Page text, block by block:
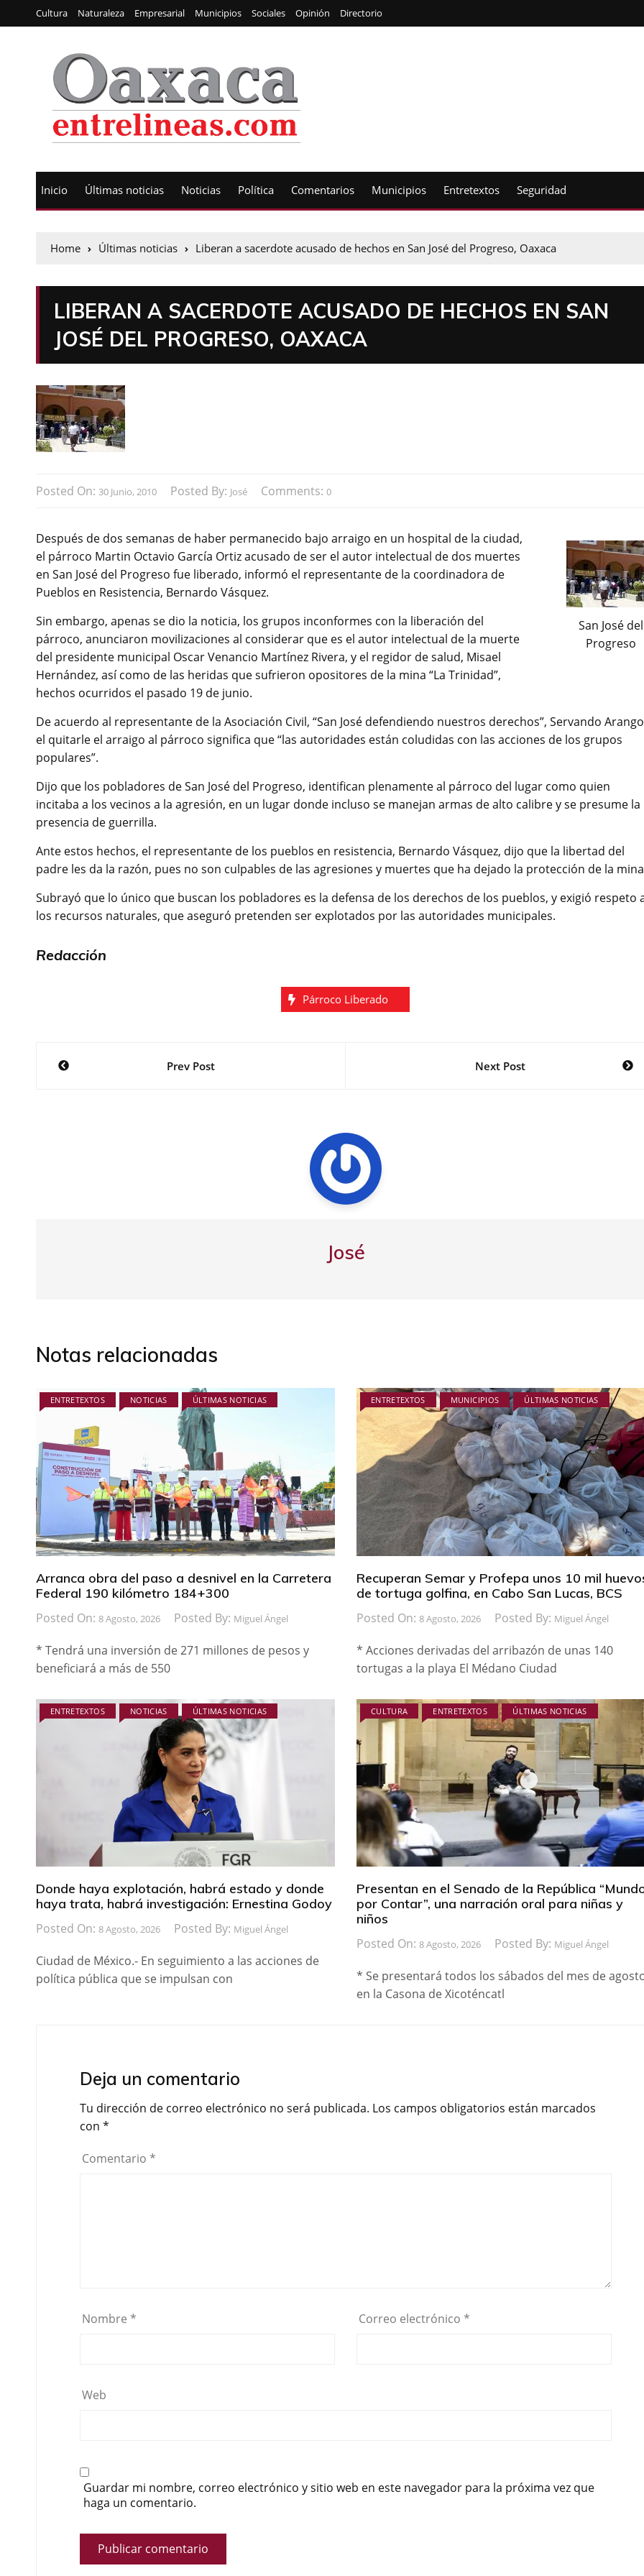
Cultura Naturaleza Empresarial Municipios Sociales Opinión Directorio
Inicio Últimas noticias Noticias Política Comentarios Municipios Entretextos Seguridad
Home Últimas noticias Liberan a sacerdote acusado de hechos en San José del Progreso, Oaxaca
LIBERAN A SACERDOTE ACUSADO DE HECHOS EN SAN
JOSÉ DEL PROGRESO, OAXACA
Posted On: 30 Junio, 2010 Posted By: José Comments: 0
San José del
Progreso
Después de dos semanas de haber permanecido bajo arraigo en un hospital de la ciudad,
el párroco Martin Octavio García Ortiz acusado de ser el autor intelectual de dos muertes
en San José del Progreso fue liberado, informó el representante de la coordinadora de
Pueblos en Resistencia, Bernardo Vásquez.
Sin embargo, apenas se dio la noticia, los grupos inconformes con la liberación del
párroco, anunciaron movilizaciones al considerar que es el autor intelectual de la muerte
del presidente municipal Oscar Venancio Martínez Rivera, y el regidor de salud, Misael
Hernández, así como de las heridas que sufrieron opositores de la mina “La Trinidad”,
hechos ocurridos el pasado 19 de junio.
De acuerdo al representante de la Asociación Civil, “San José defendiendo nuestros derechos”, Servando
el quitarle el arraigo al párroco significa que “las autoridades están coludidas con las acciones de los grupos
populares”.
Dijo que los pobladores de San José del Progreso, identifican plenamente al párroco del lugar como quien
incitaba a los vecinos a la agresión, en un lugar donde incluso se manejan armas de alto calibre y se presume la
presencia de guerrilla.
Ante estos hechos, el representante de los pueblos en resistencia, Bernardo Vásquez, dijo que la libertad del
padre les da la razón, pues no son culpables de las agresiones y muertes que ha dejado la protección de la
Subrayó que lo único que buscan los pobladores es la defensa de los derechos de los pueblos, y exigió respeto
los recursos naturales, que aseguró pretenden ser explotados por las autoridades municipales.
Redacción
Párroco Liberado
NavegaciónPrev Post Next Post
José
Notas relacionadas
ENTRETEXTOS NOTICIAS ÚLTIMAS NOTICIAS
Arranca obra del paso a desnivel en la Carretera
Federal 190 kilómetro 184+300
Posted On: 8 Agosto, 2026 Posted By: Miguel Ángel
* Tendrá una inversión de 271 millones de pesos y
beneficiará a más de 550
ENTRETEXTOS MUNICIPIOS ÚLTIMAS NOTICIAS
Recuperan Semar y Profepa unos 10 mil
de tortuga golfina, en Cabo San Lucas, BCS
Posted On: 8 Agosto, 2026 Posted By: Miguel Ángel
* Acciones derivadas del arribazón de unas 140
tortugas a la playa El Médano Ciudad
ENTRETEXTOS NOTICIAS ÚLTIMAS NOTICIAS
Donde haya explotación, habrá estado y donde
haya trata, habrá investigación: Ernestina Godoy
Posted On: 8 Agosto, 2026 Posted By: Miguel Ángel
Ciudad de México.- En seguimiento a las acciones de
política pública que se impulsan con
CULTURA ENTRETEXTOS ÚLTIMAS NOTICIAS
Presentan en el Senado de la República
por Contar”, una narración oral para niñas y
niños
Posted On: 8 Agosto, 2026 Posted By: Miguel Ángel
* Se presentará todos los sábados del mes de
en la Casona de Xicoténcatl
Deja un comentario
Tu dirección de correo electrónico no será publicada. Los campos obligatorios están marcados
con *
Comentario *
Nombre * Correo electrónico *
Web
Guardar mi nombre, correo electrónico y sitio web en este navegador para la próxima vez que
haga un comentario.